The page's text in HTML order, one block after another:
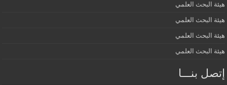
هيئة البحث العلمي
هيئة البحث العلمي
هيئة البحث العلمي
هيئة البحث العلمي
إتصل بنـــا